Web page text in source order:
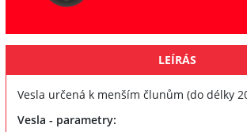
LEÍRÁS
Vesla určená k menším člunům (do délky
Vesla - parametry: